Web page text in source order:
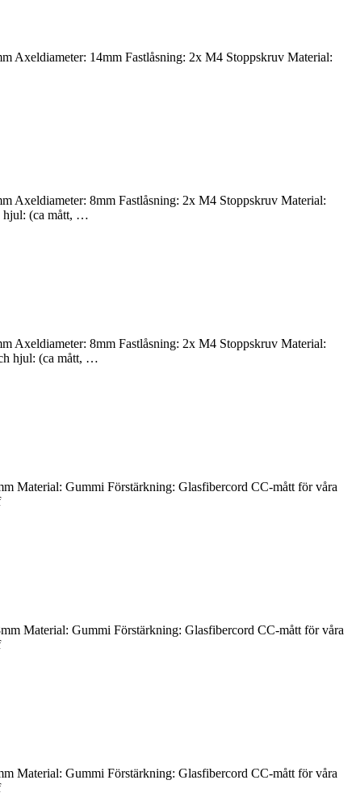
Axeldiameter: 14mm Fastlåsning: 2x M4 Stoppskruv Material:
Axeldiameter: 8mm Fastlåsning: 2x M4 Stoppskruv Material:
hjul: (ca mått, …
Axeldiameter: 8mm Fastlåsning: 2x M4 Stoppskruv Material:
hjul: (ca mått, …
Material: Gummi Förstärkning: Glasfibercord CC-mått för våra
Material: Gummi Förstärkning: Glasfibercord CC-mått för våra
Material: Gummi Förstärkning: Glasfibercord CC-mått för våra